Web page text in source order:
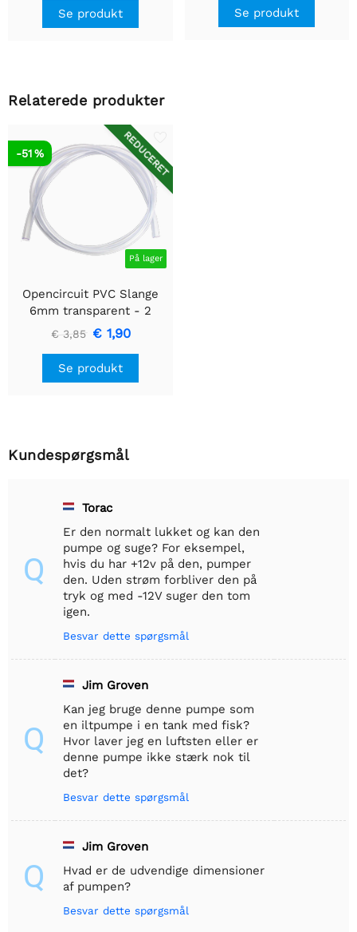
Se produkt Se produkt
Relaterede produkter
REDUCERET
På lager
-51 %
Opencircuit PVC Slange
6mm transparent - 2
meter - inklusiv klemme
€ 3,85 € 1,90
Se produkt
Kundespørgsmål
Q
Torac
Er den normalt lukket og kan den
pumpe og suge? For eksempel,
hvis du har +12v på den, pumper
den. Uden strøm forbliver den på
tryk og med -12V suger den tom
igen.
Besvar dette spørgsmål
Q
Jim Groven
Kan jeg bruge denne pumpe som
en iltpumpe i en tank med fisk?
Hvor laver jeg en luftsten eller er
denne pumpe ikke stærk nok til
det?
Besvar dette spørgsmål
Q
Jim Groven
Hvad er de udvendige dimensioner
af pumpen?
Besvar dette spørgsmål